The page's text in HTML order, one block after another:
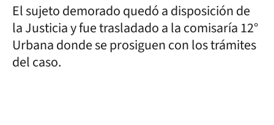
El sujeto demorado quedó a disposición de
la Justicia y fue trasladado a la comisaría 12°
Urbana donde se prosiguen con los trámites
del caso.